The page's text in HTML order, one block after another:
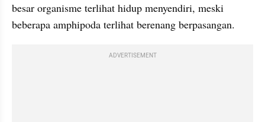
besar organisme terlihat hidup menyendiri, meski
beberapa amphipoda terlihat berenang berpasangan.
ADVERTISEMENT